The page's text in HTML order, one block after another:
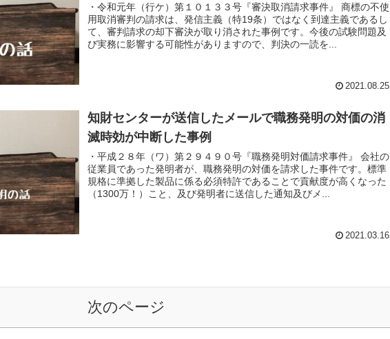
・令和元年（行ケ）第１０１３３号『審決取消請求事件』 商標の不使
用取消審判の請求は、発信主義（特19条）ではなく到達主義であるし
て、審判請求の却下審決が取り消された事例です。今後の試験問題及
び実務に影響する可能性がありますので、判決の一読を...
2021.08.25
知財センターが送信したメールで職務発明の対価の消
滅時効が中断した事例
・平成２８年（ワ）第２９４９０号『職務発明対価請求事件』 会社の
従業員であった発明者が、職務発明の対価を請求した事件です。標準
規格に準拠した製品に係る必須特許であることで貢献度が高くなった
（1300万！）こと、及び発明者に送信した通知及びメ...
2021.03.16
次のページ